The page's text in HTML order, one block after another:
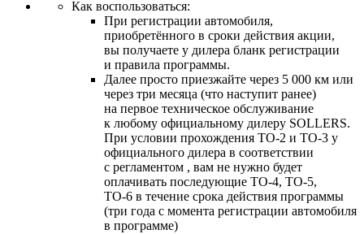
Как воспользоваться:
При регистрации автомобиля,
приобретённого в сроки действия акции,
вы получаете у дилера бланк регистрации
и правила программы.
Далее просто приезжайте через 5 000 км или
через три месяца (что наступит ранее)
на первое техническое обслуживание
к любому официальному дилеру SOLLERS.
При условии прохождения ТО-2 и ТО-3 у
официального дилера в соответствии
с регламентом , вам не нужно будет
оплачивать последующие ТО-4, ТО-5,
ТО-6 в течение срока действия программы
(три года с момента регистрации автомобиля
в программе)